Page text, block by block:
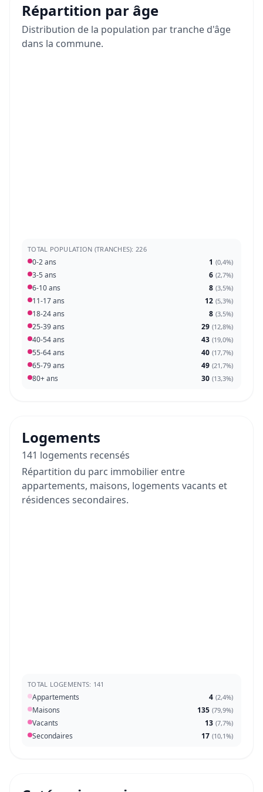
Répartition par âge
Distribution de la population par tranche d'âge
dans la commune.
TOTAL POPULATION (TRANCHES): 226
0-2 ans 1 (0,4%)
3-5 ans 6 (2,7%)
6-10 ans 8 (3,5%)
11-17 ans 12 (5,3%)
18-24 ans 8 (3,5%)
25-39 ans 29 (12,8%)
40-54 ans 43 (19,0%)
55-64 ans 40 (17,7%)
65-79 ans 49 (21,7%)
80+ ans 30 (13,3%)
Logements
141 logements recensés
Répartition du parc immobilier entre
appartements, maisons, logements vacants et
résidences secondaires.
TOTAL LOGEMENTS: 141
Appartements 4 (2,4%)
Maisons 135 (79,9%)
Vacants 13 (7,7%)
Secondaires 17 (10,1%)